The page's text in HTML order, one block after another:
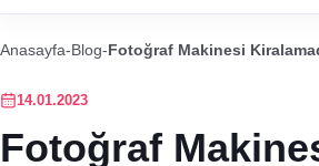
Anasayfa-Blog-Fotoğraf Makinesi
14.01.2023
Fotoğraf